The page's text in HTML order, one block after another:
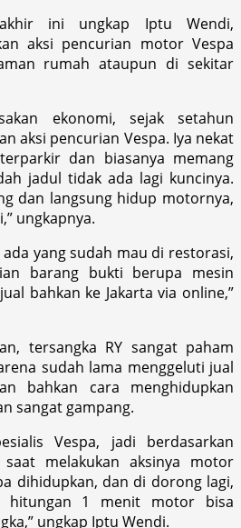
ini ungkap Iptu Wendi,
aksi pencurian motor Vespa
rumah ataupun di sekitar
ekonomi, sejak setahun
aksi pencurian Vespa. Iya nekat
dan biasanya memang
jadul tidak ada lagi kuncinya.
dan langsung hidup motornya,
ungkapnya.
yang sudah mau di restorasi,
barang bukti berupa mesin
bahkan ke Jakarta via online,”
tersangka RY sangat paham
sudah lama menggeluti jual
bahkan cara menghidupkan
sangat gampang.
Vespa, jadi berdasarkan
saat melakukan aksinya motor
dihidupkan, dan di dorong lagi,
hitungan 1 menit motor bisa
ungkap Iptu Wendi.